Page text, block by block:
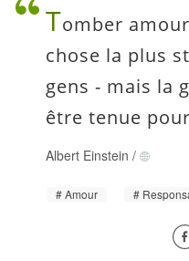
Tomber
chose la plus
gens - mais la
être tenue
Albert Einstein /
Amour